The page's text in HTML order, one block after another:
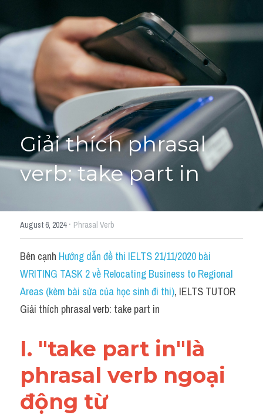
Giải đề thi từng câu
Lời khuyên
Giải đề thi
Academic words
Phrase
Idioms trái nghĩa
Antonym
Idiom
Grammar
Word form
Cách dùng từ
Phân biệt từ
HỌC THỬ
Giải thích phrasal
verb: take part in
August 6, 2024· Phrasal Verb
Bên cạnh Hướng dẫn đề thi IELTS 21/11/2020 bài
WRITING TASK 2 về Relocating Business to Regional
Areas (kèm bài sửa của học sinh đi thi), IELTS TUTOR
Giải thích phrasal verb: take part in
I. "take part in"là
phrasal verb ngoại
động từ